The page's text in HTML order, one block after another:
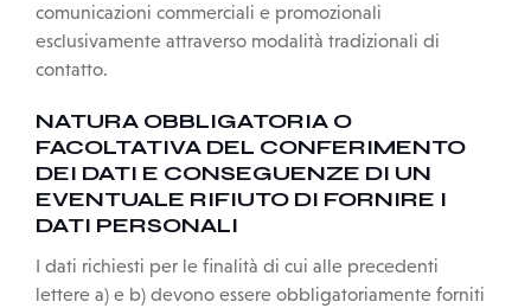
comunicazioni commerciali e promozionali
esclusivamente attraverso modalità tradizionali di
contatto.
NATURA OBBLIGATORIA O
FACOLTATIVA DEL CONFERIMENTO
DEI DATI E CONSEGUENZE DI UN
EVENTUALE RIFIUTO DI FORNIRE I
DATI PERSONALI
I dati richiesti per le finalità di cui alle precedenti
lettere a) e b) devono essere obbligatoriamente forniti